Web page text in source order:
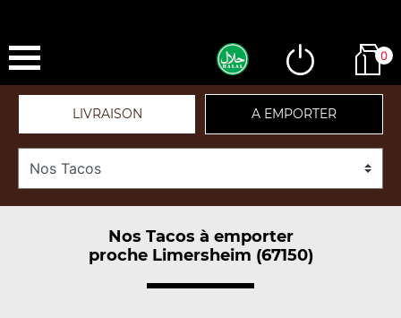
0
LIVRAISON A EMPORTER
Nos Tacos à emporter
proche Limersheim (67150)